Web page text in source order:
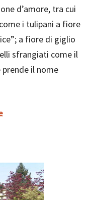
d’amore, tra cui
i tulipani a fiore
a fiore di giglio
sfrangiati come il
prende il nome